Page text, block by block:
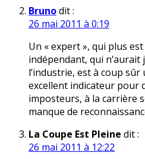
Brunodit :
26 mai 2011 à 0:19
Un « expert », qui plus
indépendant, qui n’aurait
l’industrie, est à coup sûr
excellent indicateur pour
imposteurs, à la carrière
manque de
La Coupe Est Pleine dit :
26 mai 2011 à 12:22